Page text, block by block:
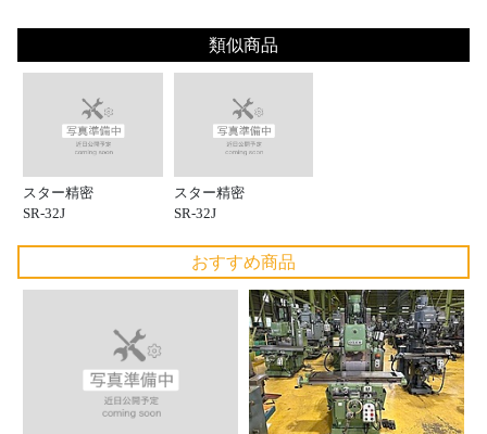
類似商品
スター精密
SR-32J
スター精密
SR-32J
おすすめ商品